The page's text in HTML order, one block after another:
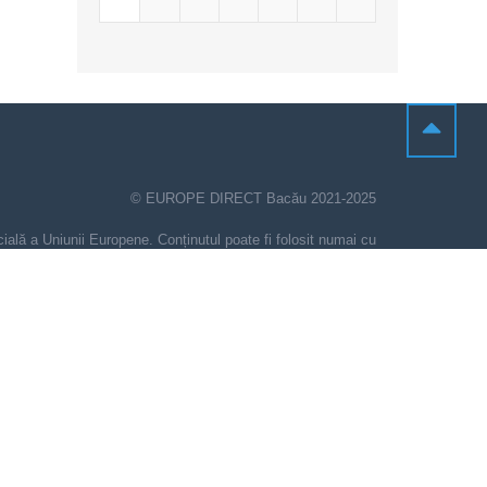
© EUROPE DIRECT Bacău 2021-2025
a Uniunii Europene. Conținutul poate fi folosit numai cu